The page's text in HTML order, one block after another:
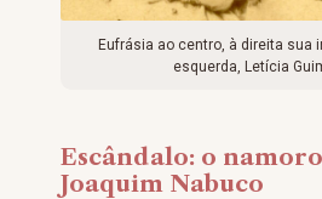
Eufrásia ao centro, à direita sua
esquerda, Letícia
Escândalo: o
Joaquim Nabuco